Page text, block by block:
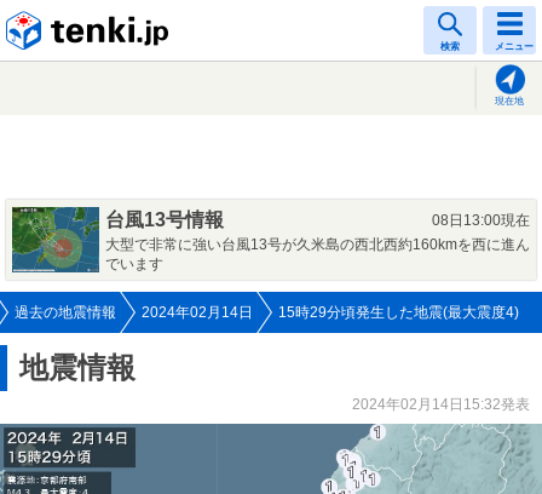
検索 メニュー
現在地
台風13号情報
08日13:00現在
大型で非常に強い台風13号が久米島の西北西約160kmを西に進ん
でいます
過去の地震情報 2024年02月14日 15時29分頃発生した地震(最大震度4)
地震情報
2024年02月14日15:32発表